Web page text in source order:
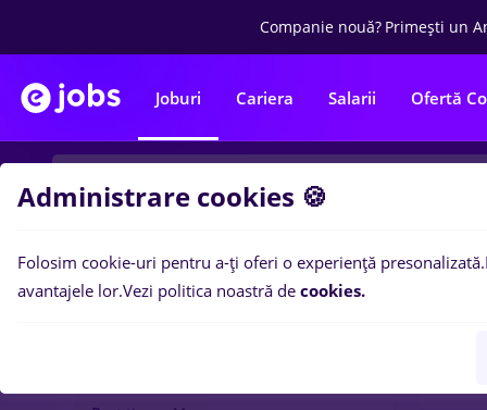
Companie nouă? Primești un
Joburi Cariera Salarii Ofertă
Filtre 0
Administrare cookies 🍪
Folosim cookie-uri pentru a-ți oferi o experiență presonalizată.
avantajele lor.Vezi politica noastră de cookies.